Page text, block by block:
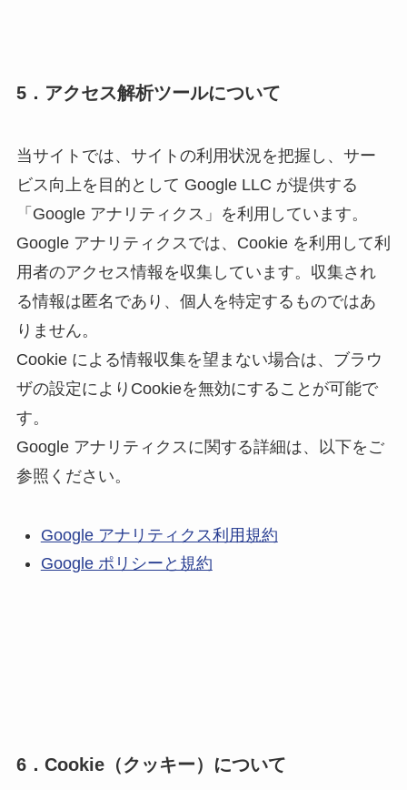
5．アクセス解析ツールについて
当サイトでは、サイトの利用状況を把握し、サー
ビス向上を目的として Google LLC が提供する
「Google アナリティクス」を利用しています。
Google アナリティクスでは、Cookie を利用して利
用者のアクセス情報を収集しています。収集され
る情報は匿名であり、個人を特定するものではあ
りません。
Cookie による情報収集を望まない場合は、ブラウ
ザの設定によりCookieを無効にすることが可能で
す。
Google アナリティクスに関する詳細は、以下をご
参照ください。
Google アナリティクス利用規約
Google ポリシーと規約
6．Cookie（クッキー）について